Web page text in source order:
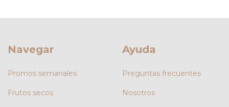
Navegar
Promos semanales
Frutos secos
Ayuda
Preguntas frecuentes
Nosotros